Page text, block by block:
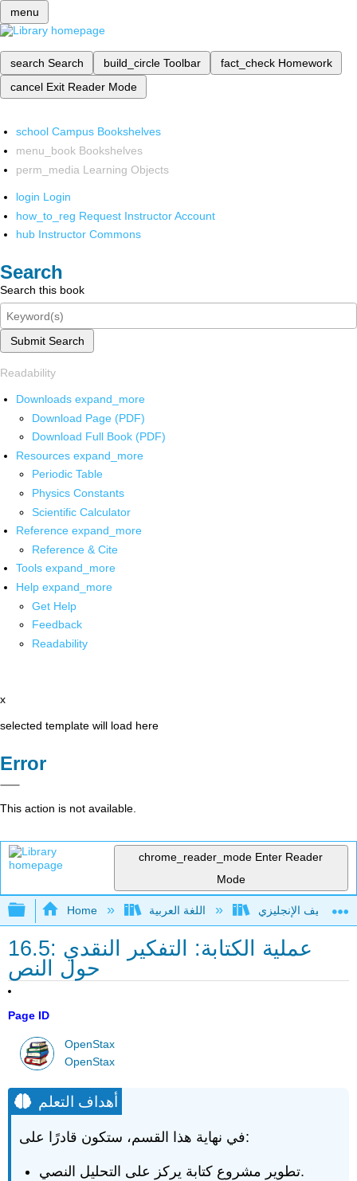
menu
search Search build_circle Toolbar fact_check Homework
cancel Exit Reader Mode
school Campus Bookshelves
menu_book Bookshelves
perm_media Learning Objects
login Login
how_to_reg Request Instructor Account
hub Instructor Commons
Search
Search this book
Submit Search
Readability
Downloads expand_more
Download Page (PDF)
Download Full Book (PDF)
Resources expand_more
Periodic Table
Physics Constants
Scientific Calculator
Reference expand_more
Reference & Cite
Tools expand_more
Help expand_more
Get Help
Feedback
Readability
x
selected template will load here
Error
This action is not available.
chrome_reader_mode Enter Reader
Mode
Expand/collapse global hierarchy
Home
16.5: عملية الكتابة: التفكير النقدي
حول النص
Page ID
OpenStax
OpenStax
أهداف التعلم
في نهاية هذا القسم، ستكون قادرًا على:
تطوير مشروع كتابة يركز على التحليل النصي.